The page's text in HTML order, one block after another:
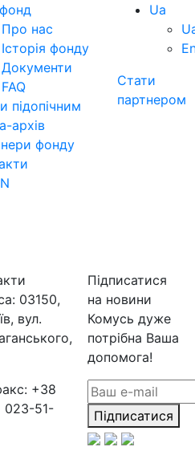
Про нас
Історія фонду
Документи
FAQ
підопічним
архів
фонду
Ua
Стати
партнером
03150,
вул.
+38
023-51-
Підписатися
на новини
Комусь дуже
потрібна Ваша
допомога!
Підписатися